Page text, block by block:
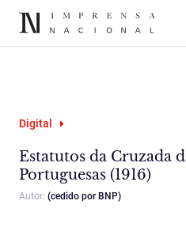
Digital
Estatutos da Cruzada
Portuguesas (1916)
Autor: (cedido por BNP)